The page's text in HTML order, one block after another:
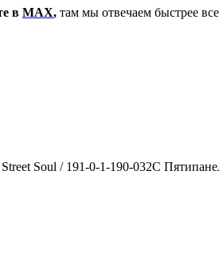
в MAX, там мы отвечаем быстрее
Street Soul / 191-0-1-190-032C